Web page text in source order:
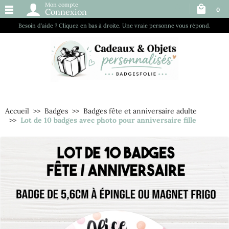
Besoin d’aide ? Cliquez en bas à droite. Une vraie personne vous répond.
Mon compte
Connexion 0
Accueil Badges
Badges fête et anniversaire adulte
Lot de 10 badges avec photo pour anniversaire fille